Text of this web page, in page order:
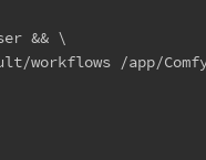
&& \
workflows /app/